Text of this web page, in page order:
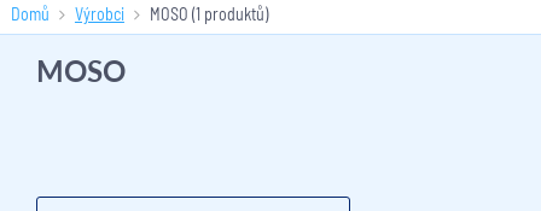
Domů Výrobci MOSO (1 produktů)
MOSO